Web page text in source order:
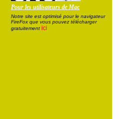
Pour les utilisateurs de Mac
Notre site est optimisé pour le navigateur
FireFox que vous pouvez télécharger
gratuitement ici